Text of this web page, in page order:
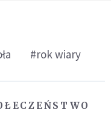
#rok wiary